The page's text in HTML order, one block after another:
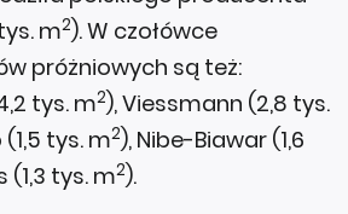
m2). W czołówce
próżniowych są też:
tys. m2), Viessmann (2,8 tys.
tys. m2), Nibe-Biawar (1,6
(1,3 tys. m2).